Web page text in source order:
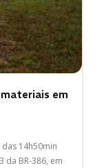
em
14h50min
da BR-386, em